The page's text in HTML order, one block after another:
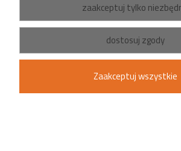
zaakceptuj tylko
dostosuj zgody
Zaakceptuj wszystkie